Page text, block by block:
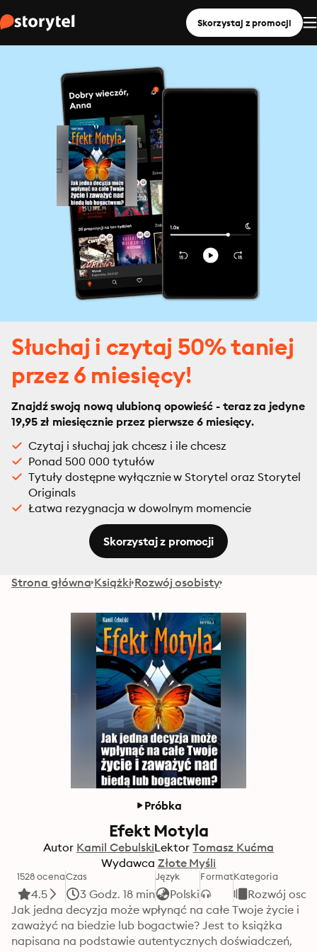
Skorzystaj z promocji
Słuchaj i czytaj 50% taniej
przez 6 miesięcy!
Znajdź swoją nową ulubioną opowieść - teraz za jedyne
19,95 zł miesięcznie przez pierwsze 6 miesięcy.
Czytaj i słuchaj jak chcesz i ile chcesz
Ponad 500 000 tytułów
Tytuły dostępne wyłącznie w Storytel oraz Storytel
Originals
Łatwa rezygnacja w dowolnym momencie
Skorzystaj z promocji
Strona główna Książki Rozwój osobisty
Próbka
Efekt Motyla
Autor Kamil CebulskiLektor Tomasz Kućma
Wydawca Złote Myśli
1528 ocena
4.5
Czas
3 Godz. 18 min
Język
Polski
FormatKategoria
Rozwój
Jak jedna decyzja może wpłynąć na całe Twoje życie i
zaważyć na biedzie lub bogactwie? Jest to książka
napisana na podstawie autentycznych doświadczeń,